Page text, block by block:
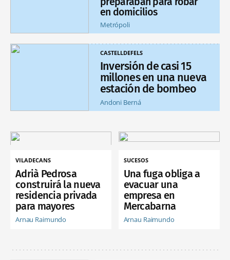
en domicilios
Metrópoli
CASTELLDEFELS
Inversión de casi 15
millones en una nueva
estación de bombeo
Andoni Berná
VILADECANS
Adrià Pedrosa
construirá la nueva
residencia privada
para mayores
Arnau Raimundo
SUCESOS
Una fuga obliga a
evacuar una
empresa en
Mercabarna
Arnau Raimundo